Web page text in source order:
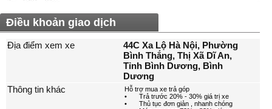
Điều khoản giao dịch
Địa điểm xem xe
44C Xa Lộ Hà Nội, Phường
Bình Thắng, Thị Xã Dĩ An,
Tỉnh Bình Dương, Bình
Dương
Thông tin khác